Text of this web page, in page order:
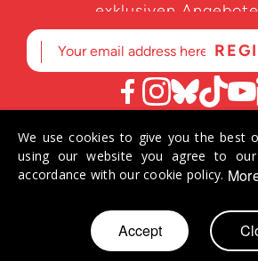
Mein Warenkorb
exklusiven
Produktneuheiten zu
© 2026 Helvetiq SA. Alle
We use cookies to give you the best
using our website you agree to
accordance with our cookie policy.
Accept